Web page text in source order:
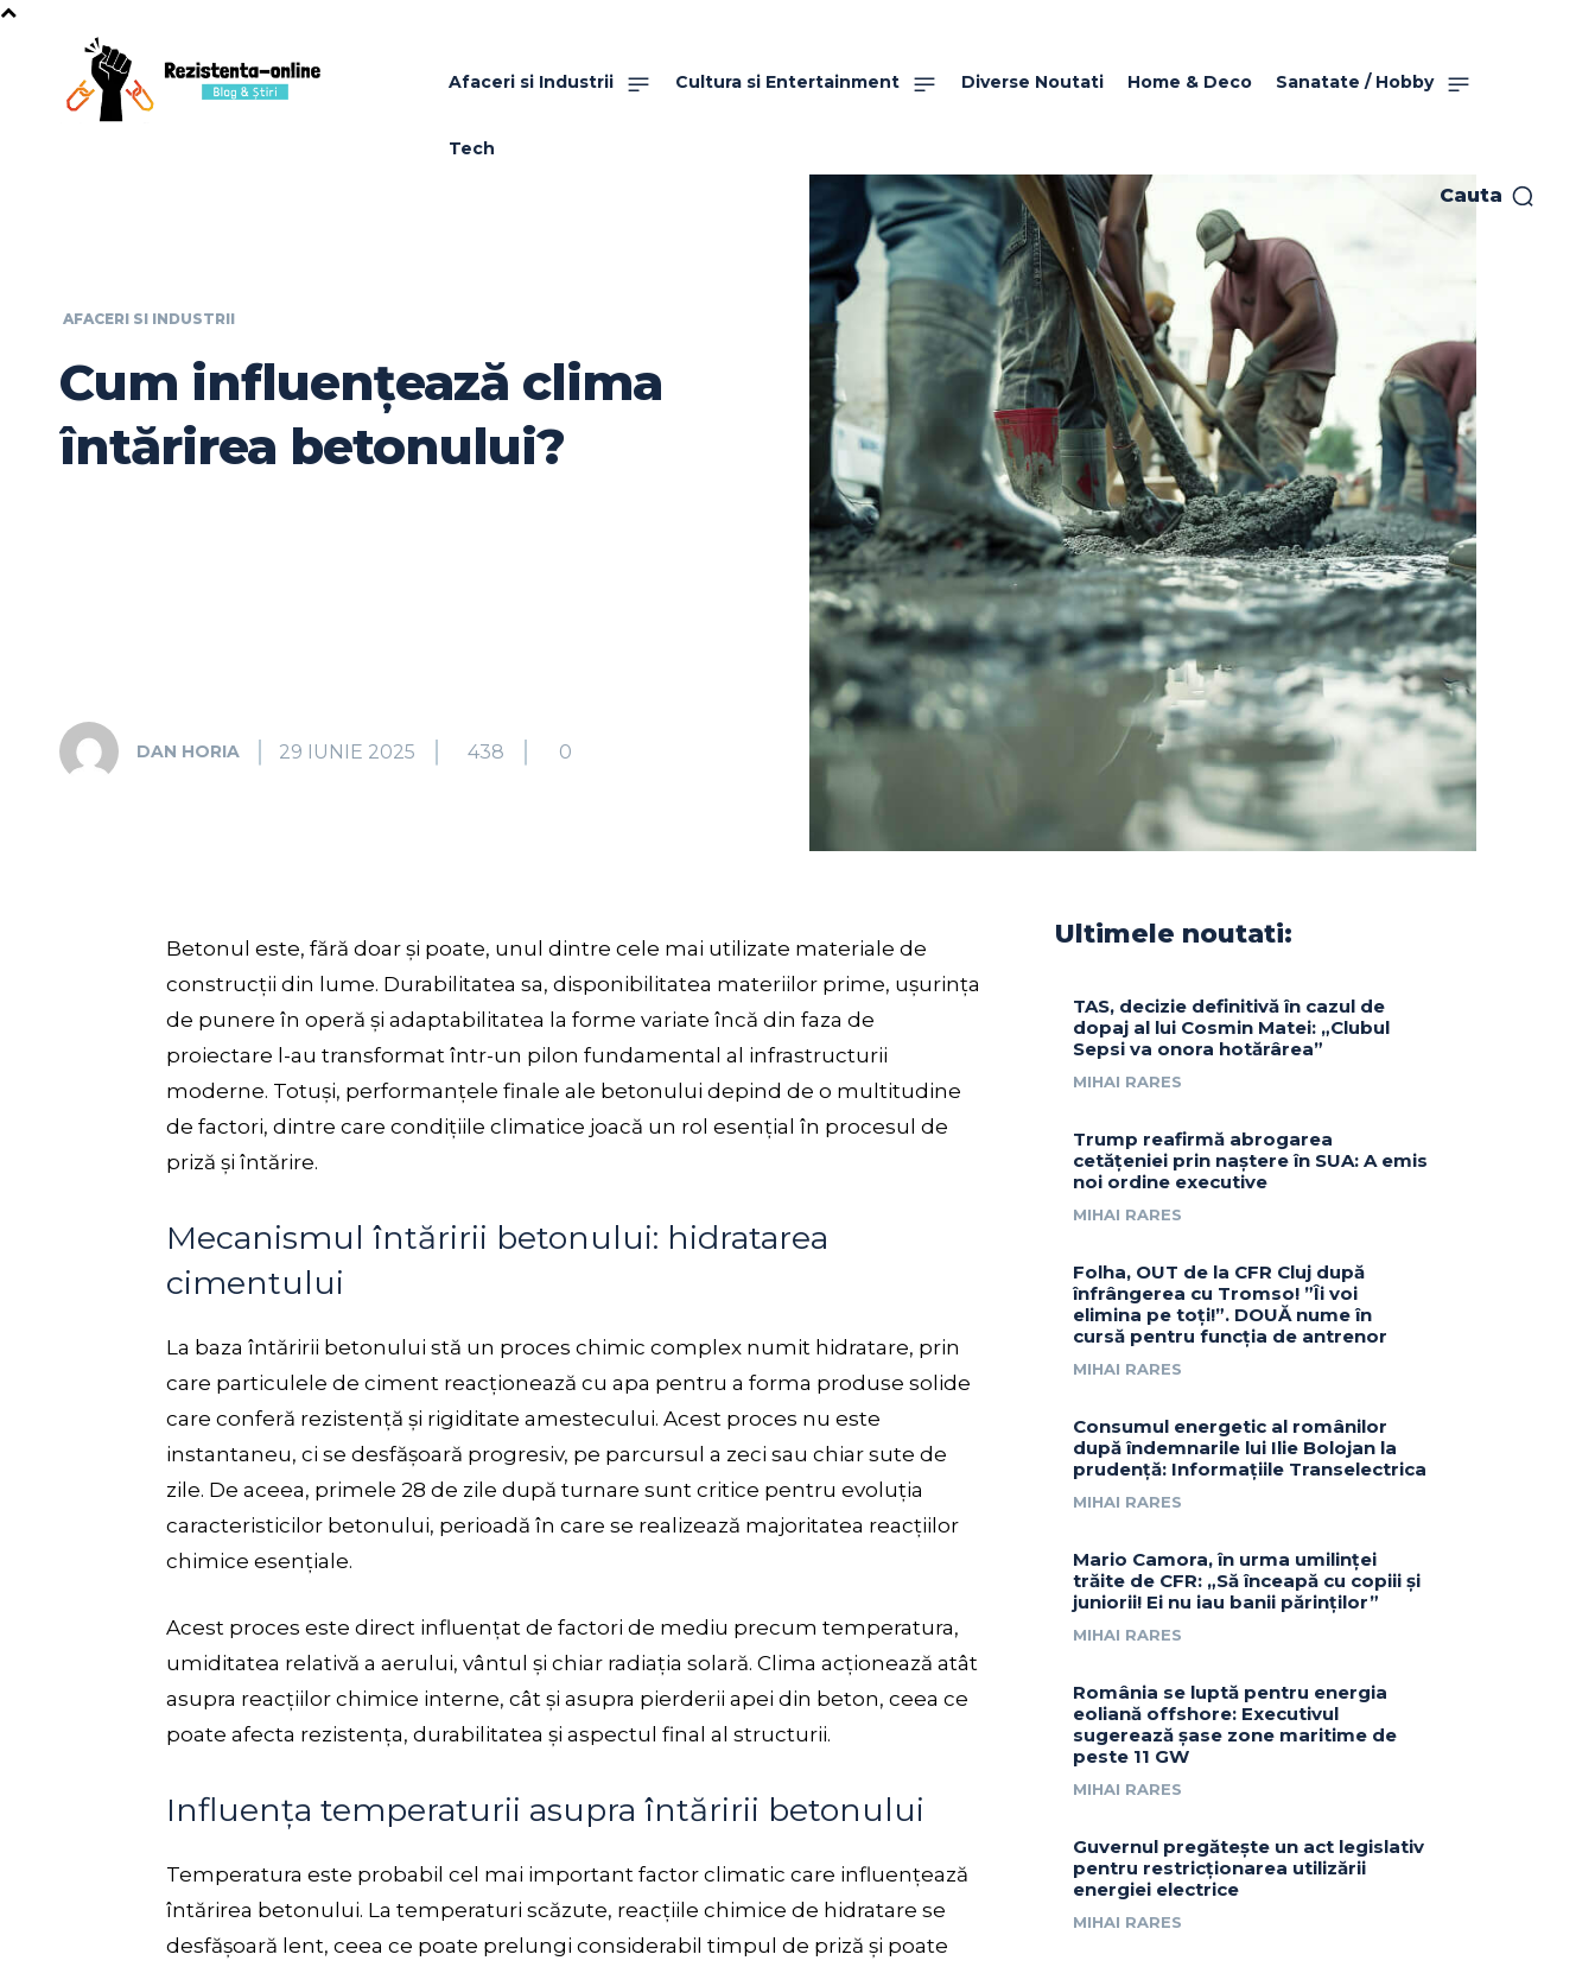
Afaceri si Industrii Cultura si Entertainment Diverse Noutati Home & Deco Sanatate / Hobby
Tech
Cauta
AFACERI SI INDUSTRII
Cum influențează clima
întărirea betonului?
DAN HORIA 29 IUNIE 2025 438 0
Betonul este, fără doar și poate, unul dintre cele mai utilizate materiale de
construcții din lume. Durabilitatea sa, disponibilitatea materiilor prime, ușurința
de punere în operă și adaptabilitatea la forme variate încă din faza de
proiectare l-au transformat într-un pilon fundamental al infrastructurii
moderne. Totuși, performanțele finale ale betonului depind de o multitudine
de factori, dintre care condițiile climatice joacă un rol esențial în procesul de
priză și întărire.
Mecanismul întăririi betonului: hidratarea
cimentului
La baza întăririi betonului stă un proces chimic complex numit hidratare, prin
care particulele de ciment reacționează cu apa pentru a forma produse solide
care conferă rezistență și rigiditate amestecului. Acest proces nu este
instantaneu, ci se desfășoară progresiv, pe parcursul a zeci sau chiar sute de
zile. De aceea, primele 28 de zile după turnare sunt critice pentru evoluția
caracteristicilor betonului, perioadă în care se realizează majoritatea reacțiilor
chimice esențiale.
Acest proces este direct influențat de factori de mediu precum temperatura,
umiditatea relativă a aerului, vântul și chiar radiația solară. Clima acționează atât
asupra reacțiilor chimice interne, cât și asupra pierderii apei din beton, ceea ce
poate afecta rezistența, durabilitatea și aspectul final al structurii.
Influența temperaturii asupra întăririi betonului
Temperatura este probabil cel mai important factor climatic care influențează
întărirea betonului. La temperaturi scăzute, reacțiile chimice de hidratare se
desfășoară lent, ceea ce poate prelungi considerabil timpul de priză și poate
Ultimele noutati:
TAS, decizie definitivă în cazul de
dopaj al lui Cosmin Matei: „Clubul
Sepsi va onora hotărârea”
MIHAI RARES
Trump reafirmă abrogarea
cetățeniei prin naștere în SUA: A emis
noi ordine executive
MIHAI RARES
Folha, OUT de la CFR Cluj după
înfrângerea cu Tromso! ”Îi voi
elimina pe toți!”. DOUĂ nume în
cursă pentru funcția de antrenor
MIHAI RARES
Consumul energetic al românilor
după îndemnarile lui Ilie Bolojan la
prudență: Informațiile Transelectrica
MIHAI RARES
Mario Camora, în urma umilinței
trăite de CFR: „Să înceapă cu copiii și
juniorii! Ei nu iau banii părinților”
MIHAI RARES
România se luptă pentru energia
eoliană offshore: Executivul
sugerează șase zone maritime de
peste 11 GW
MIHAI RARES
Guvernul pregătește un act legislativ
pentru restricționarea utilizării
energiei electrice
MIHAI RARES